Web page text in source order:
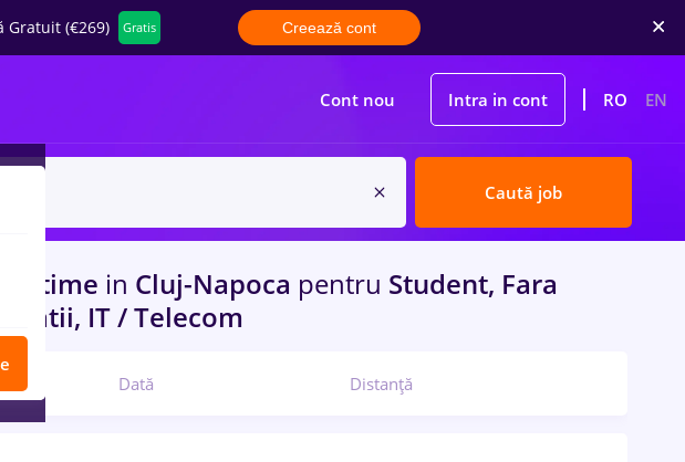
Gratuit (€269) Gratis Creează cont
Cont nou Intra in cont RO EN
Caută job
time in Cluj-Napoca pentru Student, Fara
IT / Telecom
Dată Distanță